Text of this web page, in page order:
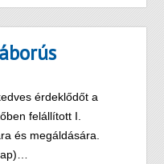
érdeklődőt a
felállított I.
és megáldására.